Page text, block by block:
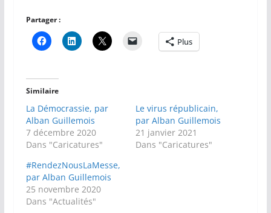
Partager :
Plus
Similaire
La Démocrassie, par
Alban Guillemois
7 décembre 2020
Dans "Caricatures"
Le virus républicain,
par Alban Guillemois
21 janvier 2021
Dans "Caricatures"
#RendezNousLaMesse,
par Alban Guillemois
25 novembre 2020
Dans "Actualités"